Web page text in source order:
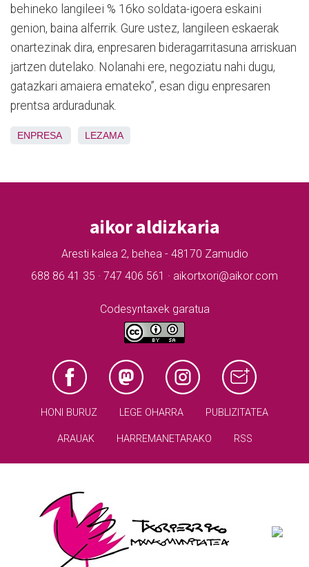
behineko langileei % 16ko soldata-igoera eskaini
genion, baina alferrik. Gure ustez, langileen eskaerak
onartezinak dira, enpresaren bideragarritasuna arriskuan
jartzen dutelako. Nolanahi ere, negoziatu nahi dugu,
gatazkari amaiera emateko”, esan digu enpresaren
prentsa arduradunak.
ENPRESA LEZAMA
aikor aldizkaria
Aresti kalea 2, behea - 48170 Zamudio
688 86 41 35 · 747 406 561 · aikortxori@aikor.com
Codesyntaxek garatua
HONI BURUZ LEGE OHARRA PUBLIZITATEA
ARAUAK HARREMANETARAKO RSS